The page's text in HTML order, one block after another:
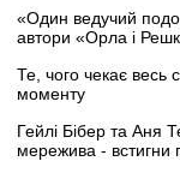
«Один ведучий
автори «Орла і
Те, чого чекає весь
моменту
Гейлі Бібер та Аня
мережива - встигни